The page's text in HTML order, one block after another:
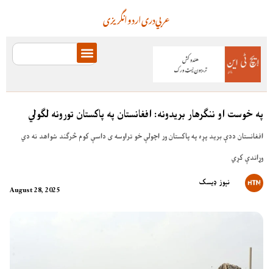
انگریزیاردودریعربي
په خوست او ننګرهار بریدونه: افغانستان په پاکستان تورونه لګولي
افغانستان ددې برید پړه په پاکستان ور اچولې خو تراوسه ی داسې کوم څرګند شواهد نه دي
وړاندې کړي
August 28, 2025
نېوز ډیسک